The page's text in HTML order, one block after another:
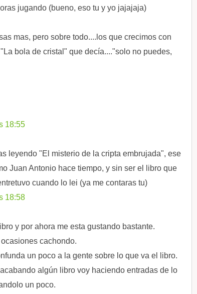
jugando (bueno, eso tu y yo jajajaja)
mas, pero sobre todo....los que crecimos con
bola de cristal" que decía...."solo no puedes,
18:55
leyendo "El misterio de la cripta embrujada", ese
Juan Antonio hace tiempo, y sin ser el libro que
cuando lo lei (ya me contaras tu)
18:58
y por ahora me esta gustando bastante.
cachondo.
un poco a la gente sobre lo que va el libro.
algún libro voy haciendo entradas de lo
un poco.